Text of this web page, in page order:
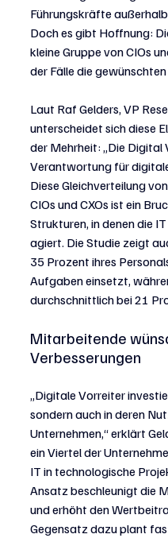
Führungskräfte
Doch es gibt Hoffnung:
kleine Gruppe von CIOs
der Fälle die
Laut Raf Gelders, VP
unterscheidet sich diese
der Mehrheit: „Die
Verantwortung für
Diese Gleichverteilung
CIOs und CXOs ist ein
Strukturen, in denen die
agiert. Die Studie zeigt
35 Prozent ihres
Aufgaben einsetzt,
durchschnittlich bei 21
Mitarbeitende
Verbesserungen
„Digitale Vorreiter
sondern auch in deren
Unternehmen,“ erklärt
ein Viertel der
IT in technologische
Ansatz beschleunigt die
und erhöht den
Gegensatz dazu plant